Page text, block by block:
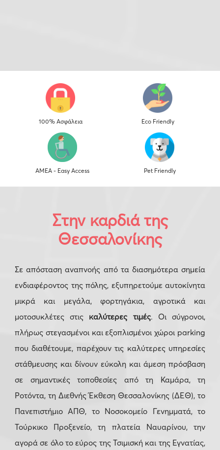
100% Ασφάλεια Eco Friendly
ΑΜΕΑ - Easy Access Pet Friendly
Στην καρδιά της
Θεσσαλονίκης
Σε απόσταση αναπνοής από τα διασημότερα σημεία
ενδιαφέροντος της πόλης, εξυπηρετούμε αυτοκίνητα
μικρά και μεγάλα, φορτηγάκια, αγροτικά και
μοτοσυκλέτες στις καλύτερες τιμές. Οι σύγρονοι,
πλήρως στεγασμένοι και εξοπλισμένοι χώροι parking
που διαθέτουμε, παρέχουν τις καλύτερες υπηρεσίες
στάθμευσης και δίνουν εύκολη και άμεση πρόσβαση
σε σημαντικές τοποθεσίες από τη Καμάρα, τη
Ροτόντα, τη Διεθνής Έκθεση Θεσσαλονίκης (ΔΕΘ), το
Πανεπιστήμιο ΑΠΘ, το Νοσοκομείο Γενημματά, το
Τούρκικο Προξενείο, τη πλατεία Ναυαρίνου, την
αγορά σε όλο το εύρος της Τσιμισκή και της Εγνατίας,